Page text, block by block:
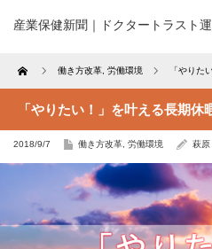
産業保健新聞｜ドクタートラスト
Home 働き方改革 労働環境 「やりた
「やりたい！」を叶える長期休
2018/9/7 働き方改革 労働環境 萩